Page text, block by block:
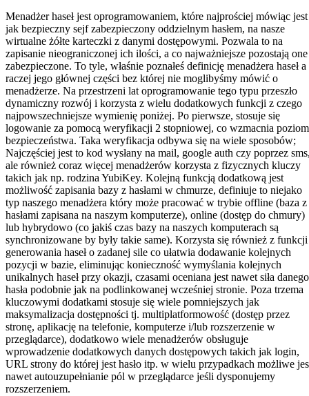
Menadżer haseł jest oprogramowaniem, które najprościej mówiąc jest
jak bezpieczny sejf zabezpieczony oddzielnym hasłem, na nasze
wirtualne żółte karteczki z danymi dostępowymi. Pozwala to na
zapisanie nieograniczonej ich ilości, a co najważniejsze pozostają one
zabezpieczone. To tyle, właśnie poznałeś definicję menadżera haseł a
raczej jego głównej części bez której nie moglibyśmy mówić o
menadżerze. Na przestrzeni lat oprogramowanie tego typu przeszło
dynamiczny rozwój i korzysta z wielu dodatkowych funkcji z czego
najpowszechniejsze wymienię poniżej. Po pierwsze, stosuje się
logowanie za pomocą weryfikacji 2 stopniowej, co wzmacnia poziom
bezpieczeństwa. Taka weryfikacja odbywa się na wiele sposobów;
Najczęściej jest to kod wysłany na mail, google auth czy poprzez
ale również coraz więcej menadżerów korzysta z fizycznych kluczy
takich jak np. rodzina YubiKey. Kolejną funkcją dodatkową jest
możliwość zapisania bazy z hasłami w chmurze, definiuje to niejako
typ naszego menadżera który może pracować w trybie offline (baza z
hasłami zapisana na naszym komputerze), online (dostęp do chmury)
lub hybrydowo (co jakiś czas bazy na naszych komputerach są
synchronizowane by były takie same). Korzysta się również z funkcji
generowania haseł o zadanej sile co ułatwia dodawanie kolejnych
pozycji w bazie, eliminując konieczność wymyślania kolejnych
unikalnych haseł przy okazji, czasami oceniana jest nawet siła danego
hasła podobnie jak na podlinkowanej wcześniej stronie. Poza trzema
kluczowymi dodatkami stosuje się wiele pomniejszych jak
maksymalizacja dostępności tj. multiplatformowość (dostęp przez
stronę, aplikację na telefonie, komputerze i/lub rozszerzenie w
przeglądarce), dodatkowo wiele menadżerów obsługuje
wprowadzenie dodatkowych danych dostępowych takich jak login,
URL strony do której jest hasło itp. w wielu przypadkach możliwe
nawet autouzupełnianie pól w przeglądarce jeśli dysponujemy
rozszerzeniem.